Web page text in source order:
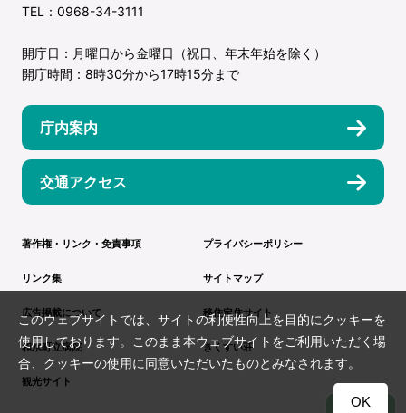
TEL：0968-34-3111
開庁日：月曜日から金曜日（祝日、年末年始を除く）
開庁時間：8時30分から17時15分まで
庁内案内
交通アクセス
著作権・リンク・免責事項 プライバシーポリシー
リンク集 サイトマップ
広告掲載について 移住定住サイト
和水町立病院 きくすい荘
観光サイト
このウェブサイトでは、サイトの利便性向上を目的にクッキーを
使用しております。このまま本ウェブサイトをご利用いただく場
合、クッキーの使用に同意いただいたものとみなされます。
OK